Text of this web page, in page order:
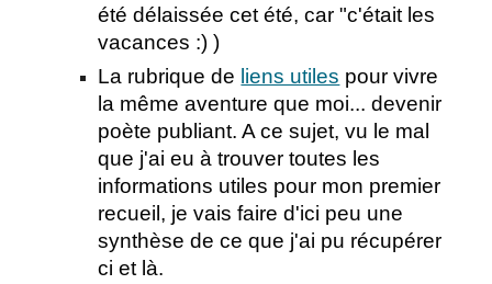
été délaissée cet été, car "c'était les
vacances :) )
La rubrique de liens utiles pour vivre
la même aventure que moi... devenir
poète publiant. A ce sujet, vu le mal
que j'ai eu à trouver toutes les
informations utiles pour mon premier
recueil, je vais faire d'ici peu une
synthèse de ce que j'ai pu récupérer
ci et là.